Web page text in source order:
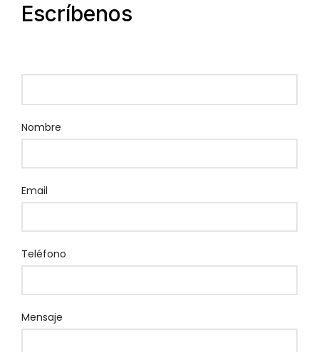
Escríbenos
Nombre
Email
Teléfono
Mensaje